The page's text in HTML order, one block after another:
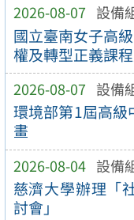
2026-08-07 設備
國立臺南女子高
權及轉型正義課
2026-08-07 設備
環境部第1屆高
畫
2026-08-04 設備
慈濟大學辦理「
討會」